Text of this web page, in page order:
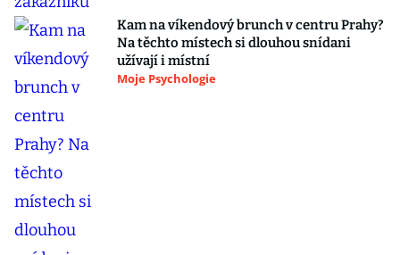
Kam na víkendový brunch v centru Prahy?
Na těchto místech si dlouhou snídani
užívají i místní
Moje Psychologie